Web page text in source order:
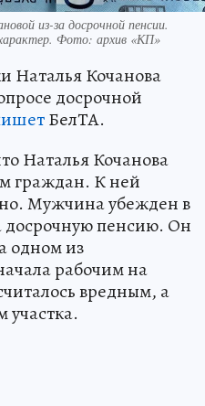
из-за досрочной пенсии.
Фото: архив «КП»
Наталья Кочанова
досрочной
БелТА.
Наталья Кочанова
граждан. К ней
Мужчина убежден в
досрочную пенсию. Он
одном из
рабочим на
вредным, а
участка.